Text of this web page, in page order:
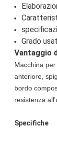
Grado
Vantaggio
Macchina
anteriore,
bordo
resistenza
Specifiche